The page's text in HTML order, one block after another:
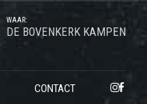
WAAR:
DE BOVENKERK KAMPEN
CONTACT